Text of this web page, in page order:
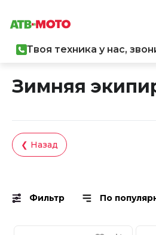
Твоя техника у нас,
Зимняя
❮ Назад
Фильтр По